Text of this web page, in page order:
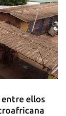
entre ellos